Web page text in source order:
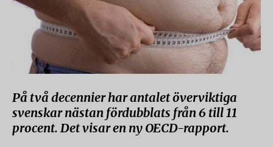
På två decennier har antalet överviktiga
svenskar nästan fördubblats från 6 till 11
procent. Det visar en ny OECD-rapport.